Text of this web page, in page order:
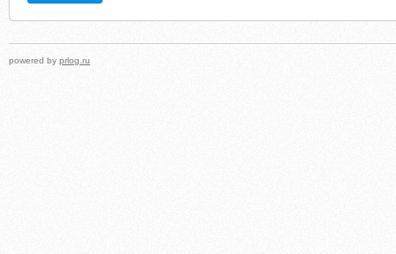
powered by prlog.ru